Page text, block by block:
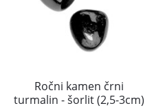
Ročni kamen črni
turmalin - šorlit (2,5-3cm)